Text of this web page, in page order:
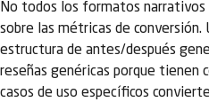
No todos los formatos
sobre las métricas de
estructura de antes/después
reseñas genéricas porque tienen
casos de uso específicos